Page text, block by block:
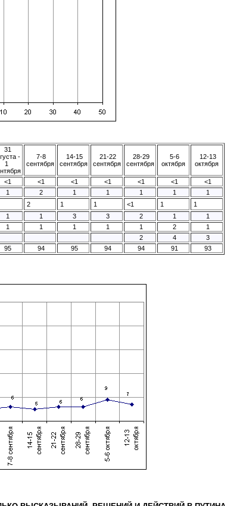
31
-
1
7-8
сентября
14-15
сентября
21-22
сентября
28-29
сентября
5-6
октября
12-13
октября
<1 <1 <1 <1 <1 <1
<1
1 2 1 1 1 1 1
2 1 1 <1 1
1
1 1 3 3 2 1
1
1 1 1 1 1 2
1
2 4
3
95 94 95 94 94 91 93